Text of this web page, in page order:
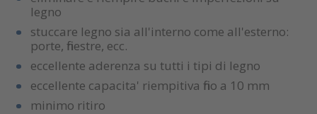
legno
stuccare legno sia all'interno come all'esterno:
porte, finestre, ecc.
eccellente aderenza su tutti i tipi di legno
eccellente capacita' riempitiva fino a 10 mm
minimo ritiro